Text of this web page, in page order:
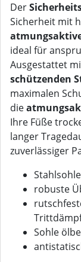
Der
Sicherheit mit
ideal für
Ausgestattet
schützenden
maximalen
die
Ihre Füße
langer
zuverlässiger
robuste
Sohle